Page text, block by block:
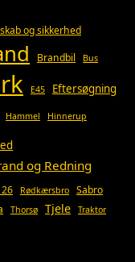
og sikkerhed
Brandbil Bus
E45 Eftersøgning
Hammel Hinnerup
og Redning
Rødkærsbro
Sabro
Thorsø Tjele Traktor